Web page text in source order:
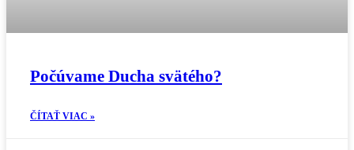
Počúvame Ducha svätého?
ČÍTAŤ VIAC »